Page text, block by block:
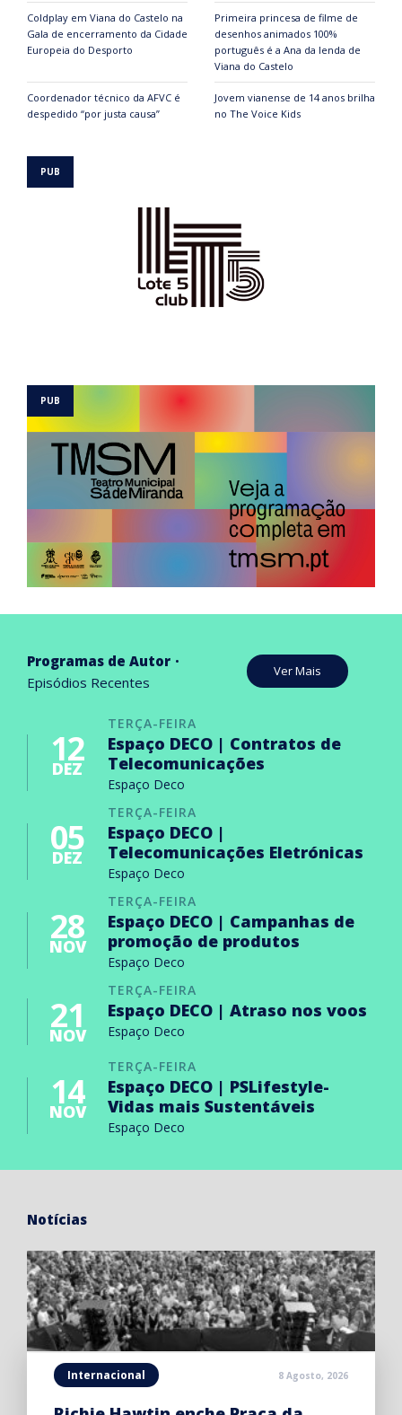
Coldplay em Viana do Castelo na
Gala de encerramento da Cidade
Europeia do Desporto
Primeira princesa de filme de
desenhos animados 100%
português é a Ana da lenda de
Viana do Castelo
Coordenador técnico da AFVC é
despedido “por justa causa”
Jovem vianense de 14 anos brilha
no The Voice Kids
Programas de Autor
Episódios Recentes
Ver Mais
TERÇA-FEIRA
12
DEZ
Espaço DECO | Contratos de
Telecomunicações
Espaço Deco
TERÇA-FEIRA
05
DEZ
Espaço DECO |
Telecomunicações Eletrónicas
Espaço Deco
TERÇA-FEIRA
28
NOV
Espaço DECO | Campanhas de
promoção de produtos
Espaço Deco
TERÇA-FEIRA
21
NOV
Espaço DECO | Atraso nos voos
Espaço Deco
TERÇA-FEIRA
14
NOV
Espaço DECO | PSLifestyle-
Vidas mais Sustentáveis
Espaço Deco
Notícias
Internacional 8 Agosto, 2026